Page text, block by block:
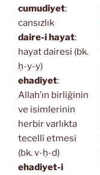
cumudiyet:
cansızlık
daire-i hayat:
hayat dairesi (bk.
ḥ-y-y)
ehadiyet:
Allah’ın birliğinin
ve isimlerinin
herbir varlıkta
tecellî etmesi
(bk. v-ḥ-d)
ehadiyet-i